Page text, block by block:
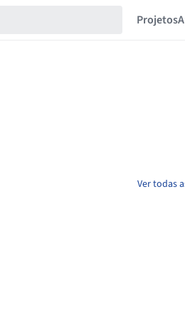
Projetos
Ver todas